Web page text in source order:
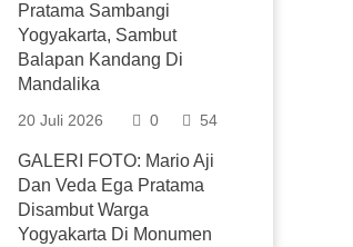
Pratama Sambangi
Yogyakarta, Sambut
Balapan Kandang Di
Mandalika
20 Juli 2026 0 54
GALERI FOTO: Mario Aji
Dan Veda Ega Pratama
Disambut Warga
Yogyakarta Di Monumen